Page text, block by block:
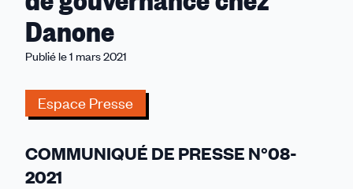
le
chez
Danone
Publié le 1 mars 2021
Espace Presse
COMMUNIQUÉ DE PRESSE N°08-
2021